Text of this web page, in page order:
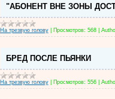
"АБОНЕНТ ВНЕ ЗОНЫ
На трезвую голову| Просмотров: 568|
БРЕД ПОСЛЕ ПЬЯНКИ
На трезвую голову| Просмотров: 556|